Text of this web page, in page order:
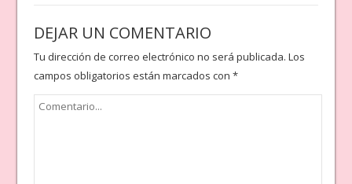
DEJAR UN COMENTARIO
Tu dirección de correo electrónico no será publicada. Los
campos obligatorios están marcados con *